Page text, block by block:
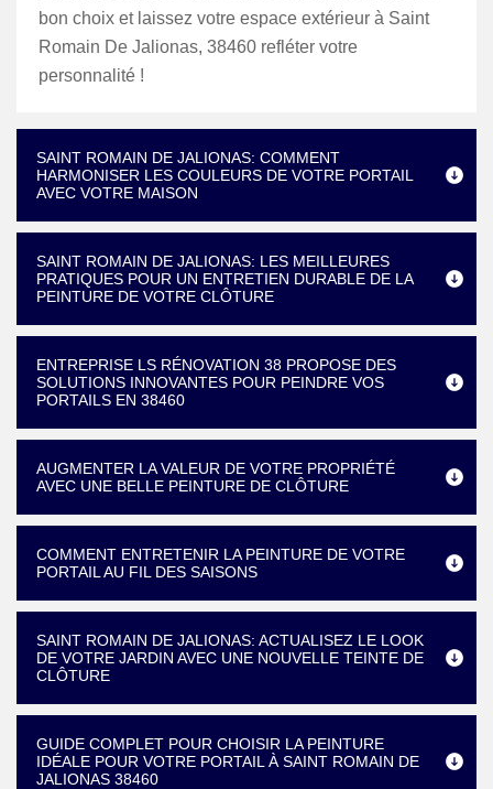
bon choix et laissez votre espace extérieur à Saint
Romain De Jalionas, 38460 refléter votre
personnalité !
SAINT ROMAIN DE JALIONAS: COMMENT
HARMONISER LES COULEURS DE VOTRE PORTAIL
AVEC VOTRE MAISON
SAINT ROMAIN DE JALIONAS: LES MEILLEURES
PRATIQUES POUR UN ENTRETIEN DURABLE DE LA
PEINTURE DE VOTRE CLÔTURE
ENTREPRISE LS RÉNOVATION 38 PROPOSE DES
SOLUTIONS INNOVANTES POUR PEINDRE VOS
PORTAILS EN 38460
AUGMENTER LA VALEUR DE VOTRE PROPRIÉTÉ
AVEC UNE BELLE PEINTURE DE CLÔTURE
COMMENT ENTRETENIR LA PEINTURE DE VOTRE
PORTAIL AU FIL DES SAISONS
SAINT ROMAIN DE JALIONAS: ACTUALISEZ LE LOOK
DE VOTRE JARDIN AVEC UNE NOUVELLE TEINTE DE
CLÔTURE
GUIDE COMPLET POUR CHOISIR LA PEINTURE
IDÉALE POUR VOTRE PORTAIL À SAINT ROMAIN DE
JALIONAS 38460